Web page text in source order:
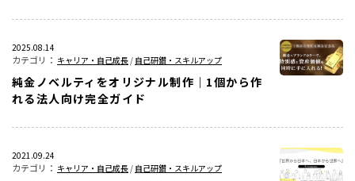
2025.08.14
キャリア・自己成長 / 自己研鑽・スキルアップ
純金ノベルティをオリジナル制作｜1個から作
れる法人向け完全ガイド
2021.09.24
キャリア・自己成長 / 自己研鑽・スキルアップ